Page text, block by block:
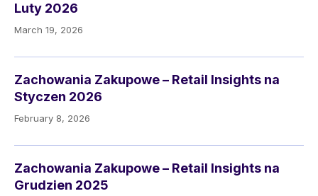
Luty 2026
March 19, 2026
Zachowania Zakupowe – Retail Insights na
Styczen 2026
February 8, 2026
Zachowania Zakupowe – Retail Insights na
Grudzien 2025